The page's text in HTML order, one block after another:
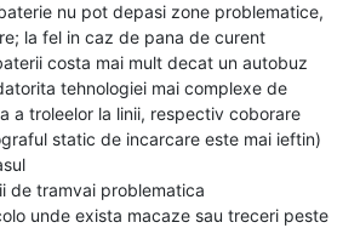
nu pot depasi zone problematice,
la fel in caz de pana de curent
costa mai mult decat un autobuz
tehnologiei mai complexe de
a troleelor la linii, respectiv coborare
static de incarcare este mai ieftin)
de tramvai problematica
unde exista macaze sau treceri peste